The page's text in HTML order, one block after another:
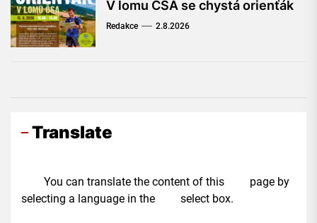
V lomu ČSA se chystá orienťák
Redakce 2.8.2026
Translate
You can translate the content of this page by
selecting a language in the select box.